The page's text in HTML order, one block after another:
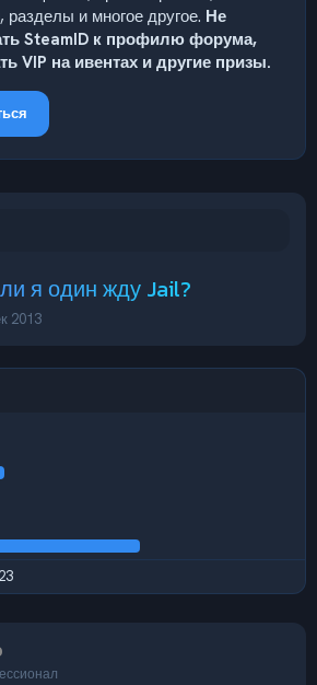
разделы и многое другое. Не
SteamID к профилю форума,
VIP на ивентах и другие призы.
я один жду Jail?
2013